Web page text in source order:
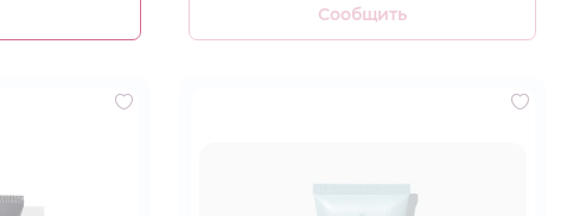
Сообщить